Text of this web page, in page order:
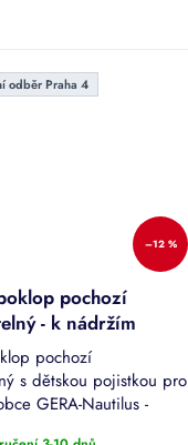
odběr Praha 4
–12 %
pochozí
- k nádržím
pochozí
s dětskou pojistkou pro
GERA-Nautilus -